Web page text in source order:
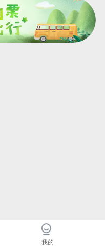
我的